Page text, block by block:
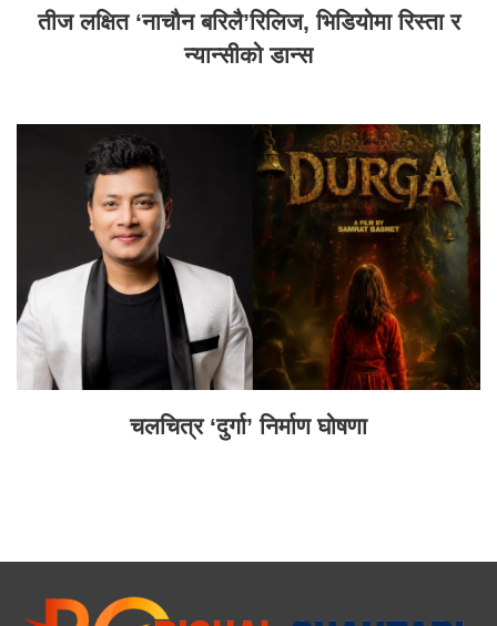
तीज लक्षित ‘नाचौन बरिलै’रिलिज, भिडियोमा रिस्ता र
न्यान्सीको डान्स
चलचित्र ‘दुर्गा’ निर्माण घोषणा